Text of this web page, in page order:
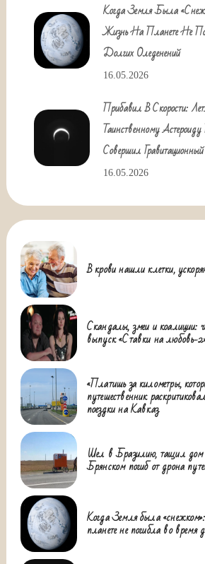
Когда Земля Была
Жизнь На Планете Не
Долгих Оледенений
16.05.2026
Прибавил В Скорости:
Таинственному
Совершил
16.05.2026
В крови нашли клетки,
Скандалы, змеи и коалиции:
выпуск «Ставки на любовь-
«Платишь за километры,
путешественник
поездки на Кавказ
Шел в Бразилию, тащил дом
Брянском погиб от дрона
Когда Земля была
планете не погибла во время